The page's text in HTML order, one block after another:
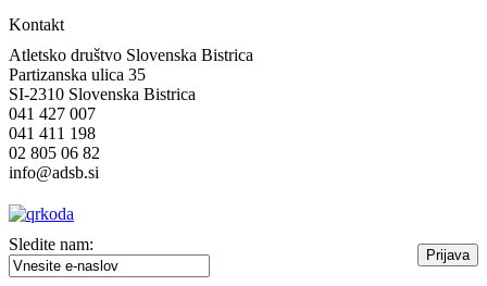
Kontakt
Atletsko društvo Slovenska Bistrica
Partizanska ulica 35
SI-2310 Slovenska Bistrica
041 427 007
041 411 198
02 805 06 82
info@adsb.si
Sledite nam: